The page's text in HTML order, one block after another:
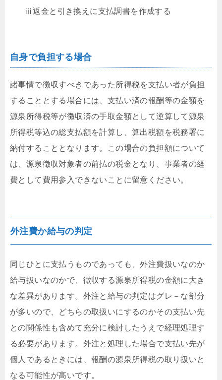
ⅲ返金と引き換えに支払調書を作成する
自身で負担する場合
諸事情で徴収すべきであった所得税を支払い者が負担
することとする場合には、支払い済の報酬等の金額を
源泉所得税等が徴収済の手取金額として逆算して源泉
所得税等込の総支払額を計算し、算出税額を税務署に
納付することとなります。この場合の負担額について
は、源泉徴収対象者の前払の税金となり、事業者の経
費として費用参入できないことに留意ください。
外注費か給与の判定
同じひとに支払うものであっても、外注費扱いなのか
給与扱いなのかで、徴収する源泉所得税の金額に大き
な差異があります。外注と給与の判定はグレ－な部分
が多いので、どちらの取扱いにするのかその支払い先
との関係性も含めて充分に検討したうえで経理処理す
る必要があります。外注と処理した場合で支払い先が
個人であるときには、報酬の源泉所得税の取り扱いと
なる可能性が高いです。